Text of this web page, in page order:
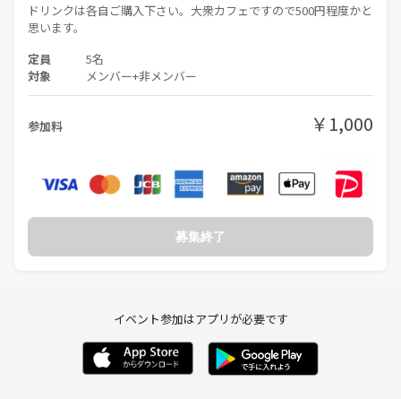
あと、ドラマですけど
ネトフリの"地獄に落ちるわよ"もグロテスクで印象に残っています。
一番好きな映画は"メメント"です。
映画の感想とかをお話できる人が欲しいと思っています。
宜しくお願いします。
（↑こんな感じで自己紹介しましょうね、緊張せず）
-----------------------------------
ドリンクは各自ご購入下さい。大衆カフェですので500円程度かと
思います。
定員 5名
対象 メンバー+非メンバー
参加料 ￥1,000
募集終了
イベント参加はアプリが必要です